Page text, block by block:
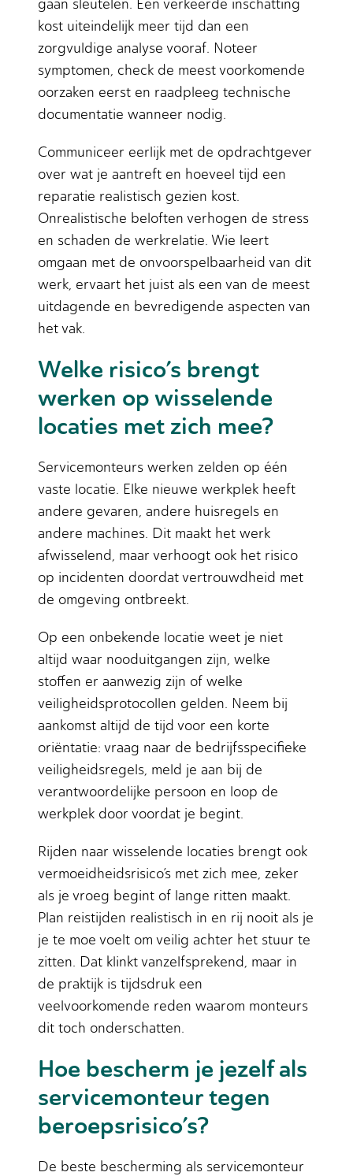
gaan sleutelen. Een verkeerde inschatting
kost uiteindelijk meer tijd dan een
zorgvuldige analyse vooraf. Noteer
symptomen, check de meest voorkomende
oorzaken eerst en raadpleeg technische
documentatie wanneer nodig.
Communiceer eerlijk met de opdrachtgever
over wat je aantreft en hoeveel tijd een
reparatie realistisch gezien kost.
Onrealistische beloften verhogen de stress
en schaden de werkrelatie. Wie leert
omgaan met de onvoorspelbaarheid van dit
werk, ervaart het juist als een van de meest
uitdagende en bevredigende aspecten van
het vak.
Welke risico’s brengt
werken op wisselende
locaties met zich mee?
Servicemonteurs werken zelden op één
vaste locatie. Elke nieuwe werkplek heeft
andere gevaren, andere huisregels en
andere machines. Dit maakt het werk
afwisselend, maar verhoogt ook het risico
op incidenten doordat vertrouwdheid met
de omgeving ontbreekt.
Op een onbekende locatie weet je niet
altijd waar nooduitgangen zijn, welke
stoffen er aanwezig zijn of welke
veiligheidsprotocollen gelden. Neem bij
aankomst altijd de tijd voor een korte
oriëntatie: vraag naar de bedrijfsspecifieke
veiligheidsregels, meld je aan bij de
verantwoordelijke persoon en loop de
werkplek door voordat je begint.
Rijden naar wisselende locaties brengt ook
vermoeidheidsrisico’s met zich mee, zeker
als je vroeg begint of lange ritten maakt.
Plan reistijden realistisch in en rij nooit als je
je te moe voelt om veilig achter het stuur te
zitten. Dat klinkt vanzelfsprekend, maar in
de praktijk is tijdsdruk een
veelvoorkomende reden waarom monteurs
dit toch onderschatten.
Hoe bescherm je jezelf als
servicemonteur tegen
beroepsrisico’s?
De beste bescherming als servicemonteur